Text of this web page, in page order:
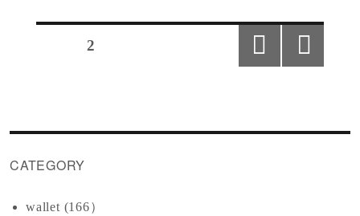
ペ
ページ2
CATEGORY
wallet (166）